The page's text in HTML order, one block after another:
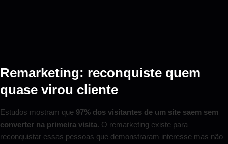
Remarketing: reconquiste quem
quase virou cliente
Estudos mostram que 97% dos visitantes de um site saem sem
converter na primeira visita. O remarketing existe para
reconquistar essas pessoas que demonstraram interesse mas não